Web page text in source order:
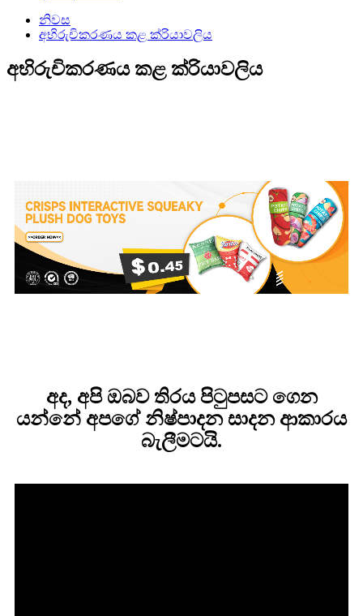
නිවස
අභිරුචිකරණය කළ ක්රියාවලිය
අභිරුචිකරණය කළ ක්රියාවලිය
අද, අපි ඔබව තිරය පිටුපසට ගෙන
යන්නේ අපගේ නිෂ්පාදන සාදන ආකාරය
බැලීමටයි.